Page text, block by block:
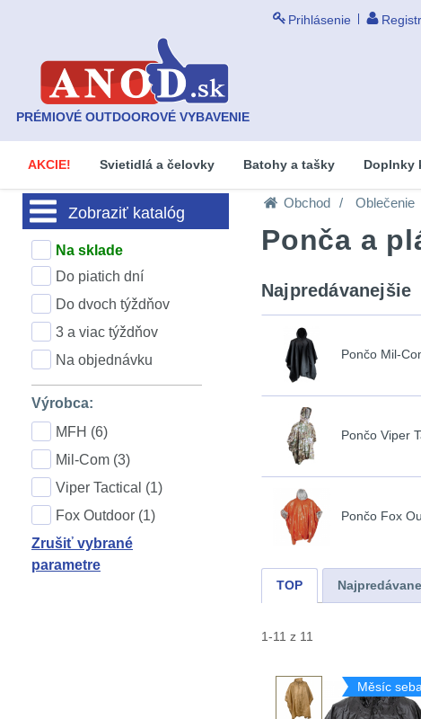
Prihlásenie
PRÉMIOVÉ OUTDOOROVÉ VYBAVENIE
AKCIE! Svietidlá a čelovky Batohy a tašky Doplnky
Zobraziť katalóg
Na sklade
Do piatich dní
Do dvoch týždňov
3 a viac týždňov
Na objednávku
Výrobca:
MFH (6)
Mil-Com (3)
Viper Tactical (1)
Fox Outdoor (1)
Zrušiť vybrané
parametre
Obchod Oblečenie
Ponča a
Najpredávanejšie
Pončo Mil-
Pončo Viper
Pončo Fox
TOP
1-11 z 11
Měsíc